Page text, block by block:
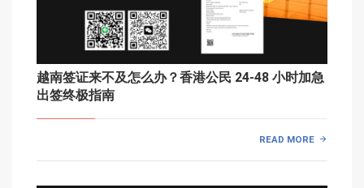
越南签证来不及怎么办？香港公民 24-48 小时加急
出签终极指南
READ MORE